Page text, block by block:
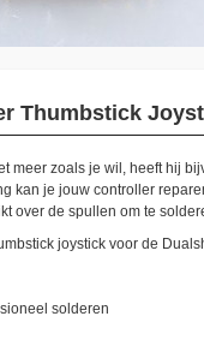
Thumbstick
meer zoals je wil, heeft hij
kan je jouw controller
over de spullen om te
joystick voor de
solderen